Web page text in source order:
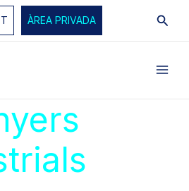
ÀREA PRIVADA